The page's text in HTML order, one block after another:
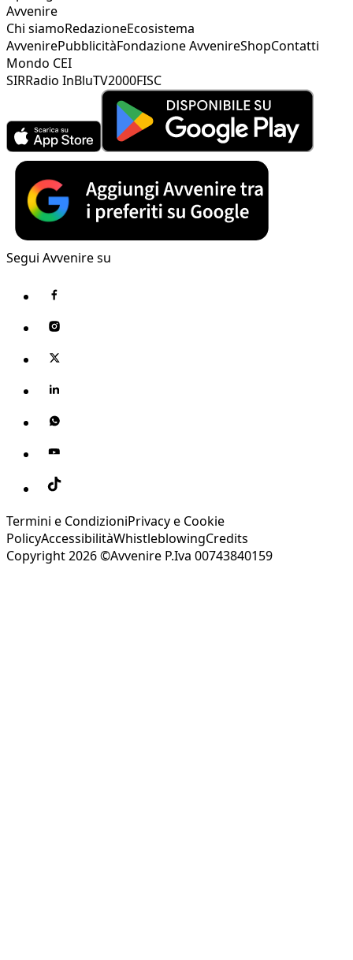
Avvenire
Chi siamoRedazioneEcosistema
AvvenirePubblicitàFondazione AvvenireShopContatti
Mondo CEI
SIRRadio InBluTV2000FISC
Segui Avvenire su
Termini e CondizioniPrivacy e Cookie
PolicyAccessibilitàWhistleblowingCredits
Copyright 2026 ©Avvenire P.Iva 00743840159